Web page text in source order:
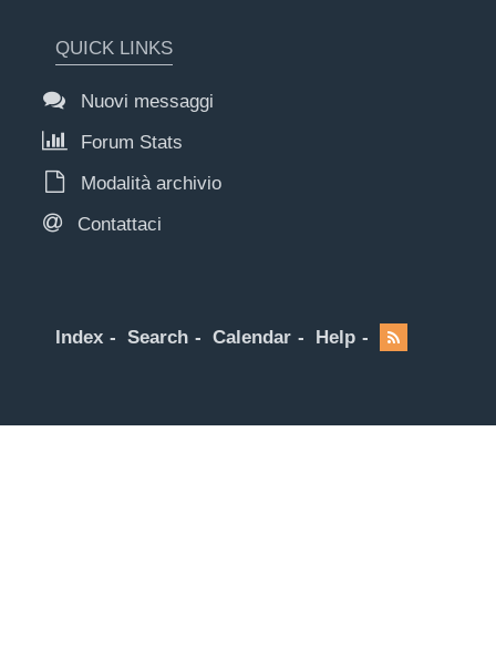
QUICK LINKS
Nuovi messaggi
Forum Stats
Modalità archivio
Contattaci
Index Search Calendar Help